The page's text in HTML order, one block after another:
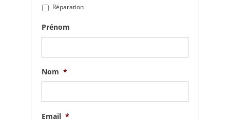
Réparation
Prénom
Nom *
Email *